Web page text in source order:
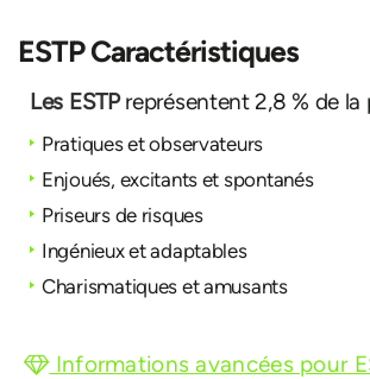
ESTP Caractéristiques
Les ESTPreprésentent 2,8 % de la
Pratiques et observateurs
Enjoués, excitants et spontanés
Priseurs de risques
Ingénieux et adaptables
Charismatiques et amusants
Informations avancées pour